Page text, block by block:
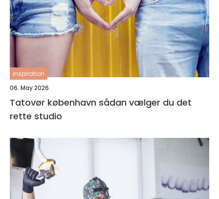
inspiration
06. May 2026
Tatovør københavn sådan vælger du det
rette studio